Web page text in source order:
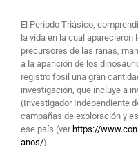
El Período Triásico,
la vida en la cual
precursores de las ranas,
a la aparición de los
registro fósil una gran
investigación, que incluye a
(Investigador Independiente
campañas de exploración y
ese país (verhttps://
anos/).